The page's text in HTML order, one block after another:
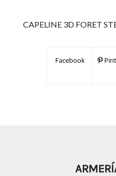
CAPELINE 3D FORET
Facebook